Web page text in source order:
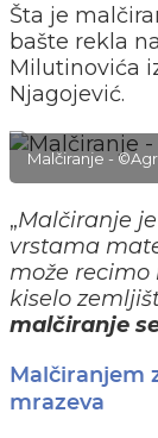
Šta je
bašte rekla
Milutinovića
Njagojević.
Malčiranje -
„Malčiranje
vrstama
može
kiselo
malčiranje
Malčiranjem
mrazeva